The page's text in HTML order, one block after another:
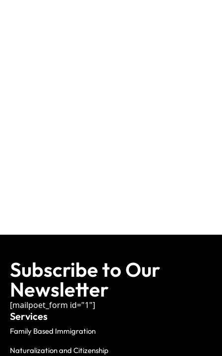
Subscribe to Our
Newsletter
[mailpoet_form id="1"]
Services
Family Based Immigration
Naturalization and Citizenship